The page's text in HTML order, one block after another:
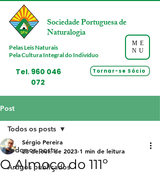
ME
NU
Tel. 960 046
072
Sociedade Portuguesa de
Naturalogia
Pelas Leis Naturais
Pela Cultura Integral do Indivíduo
Tornar-se Sócio
Post
Todos os posts
Artigos publicados
Todos os posts
O Almoço do 111º
Sérgio Pereira
23 de out. de 2023 1 min de leitura